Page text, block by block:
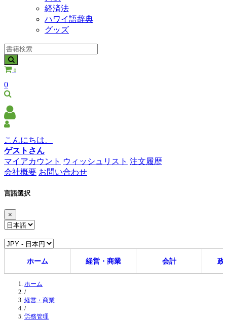
経済法
ハワイ語辞典
グッズ
0
0
こんにちは、
ゲストさん
マイアカウント ウィッシュリスト 注文履歴
会社概要 お問い合わせ
言語選択
×
ホーム 経営・商業 会計 政
ホーム
/
経営・商業
/
労務管理